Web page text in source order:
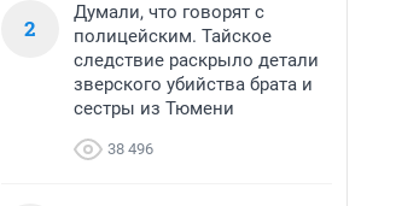
2
Думали, что говорят с
полицейским. Тайское
следствие раскрыло детали
зверского убийства брата и
сестры из Тюмени
38 496